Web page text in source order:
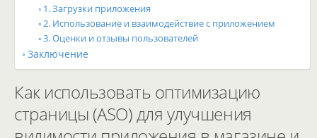
1. Загрузки приложения
2. Использование и взаимодействие с приложением
3. Оценки и отзывы пользователей
Заключение
Как использовать оптимизацию
страницы (ASO) для улучшения